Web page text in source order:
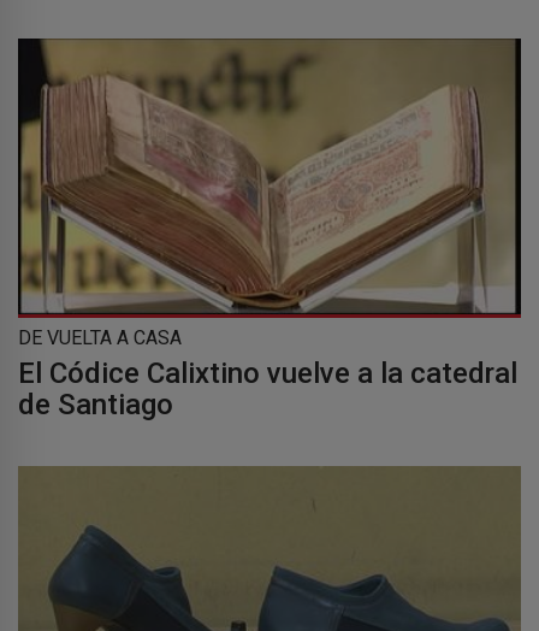
DE VUELTA A CASA
El Códice Calixtino vuelve a la catedral
de Santiago